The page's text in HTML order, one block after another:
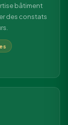
bâtiment
des constats